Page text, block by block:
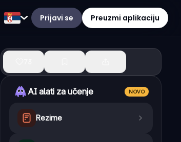
Prijavi se Preuzmi aplikaciju
AI alati za učenje NOVO
Rezime